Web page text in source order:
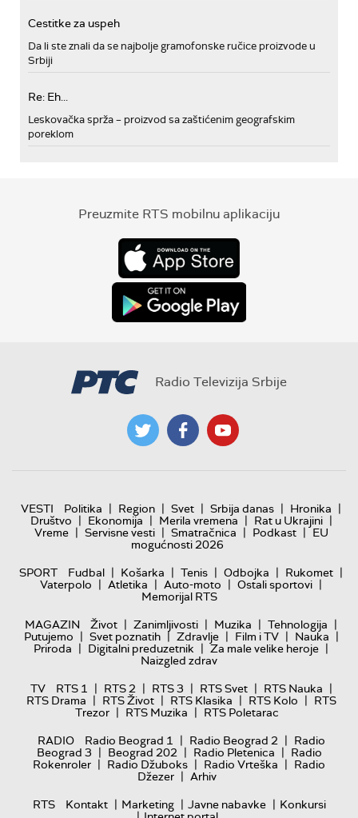
Cestitke za uspeh
Da li ste znali da se najbolje gramofonske ručice proizvode u
Srbiji
Re: Eh...
Leskovačka sprža – proizvod sa zaštićenim geografskim
poreklom
Preuzmite RTS mobilnu aplikaciju
Radio Televizija Srbije
VESTI Politika | Region | Svet | Srbija danas | Hronika |
Društvo | Ekonomija | Merila vremena | Rat u Ukrajini |
Vreme | Servisne vesti | Smatračnica | Podkast | EU
mogućnosti 2026
SPORT
Fudbal | Košarka | Tenis | Odbojka | Rukomet |
Vaterpolo | Atletika | Auto-moto | Ostali sportovi |
Memorijal RTS
MAGAZIN
Život | Zanimljivosti | Muzika | Tehnologija |
Putujemo | Svet poznatih | Zdravlje | Film i TV | Nauka |
Priroda | Digitalni preduzetnik | Za male velike heroje |
Naizgled zdrav
TV
RTS 1 | RTS 2 | RTS 3 | RTS Svet | RTS Nauka |
RTS Drama | RTS Život | RTS Klasika | RTS Kolo | RTS
Trezor | RTS Muzika | RTS Poletarac
RADIO
Radio Beograd 1 | Radio Beograd 2 | Radio
Beograd 3 | Beograd 202 | Radio Pletenica | Radio
Rokenroler | Radio Džuboks | Radio Vrteška | Radio
Džezer | Arhiv
RTS
Kontakt | Marketing | Javne nabavke | Konkursi